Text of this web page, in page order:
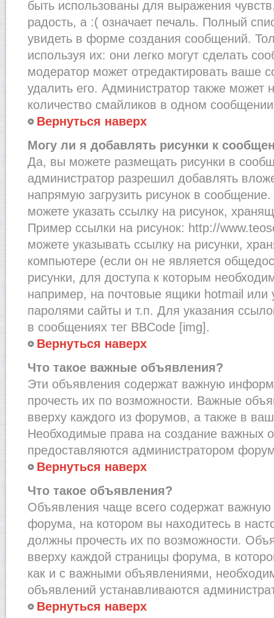
быть использованы для выражения
радость, а :( означает печаль. Полный
увидеть в форме создания сообщений.
используя их: они легко могут сделать
модератор может отредактировать ваше
удалить его. Администратор также может
количество смайликов в одном
Вернуться наверх
Могу ли я добавлять рисунки к
Да, вы можете размещать рисунки в
администратор разрешил добавлять
напрямую загрузить рисунок в
можете указать ссылку на рисунок,
Пример ссылки на рисунок: http://
можете указывать ссылку на рисунки,
компьютере (если он не является
рисунки, для доступа к которым
например, на почтовые ящики hotmail
паролями сайты и т.п. Для указания
в сообщениях тег BBCode [img].
Вернуться наверх
Что такое важные объявления?
Эти объявления содержат важную
прочесть их по возможности. Важные
вверху каждого из форумов, а также в
Необходимые права на создание важных
предоставляются администратором
Вернуться наверх
Что такое объявления?
Объявления чаще всего содержат
форума, на котором вы находитесь в
должны прочесть их по возможности.
вверху каждой страницы форума, в
как и с важными объявлениями,
объявлений устанавливаются
Вернуться наверх